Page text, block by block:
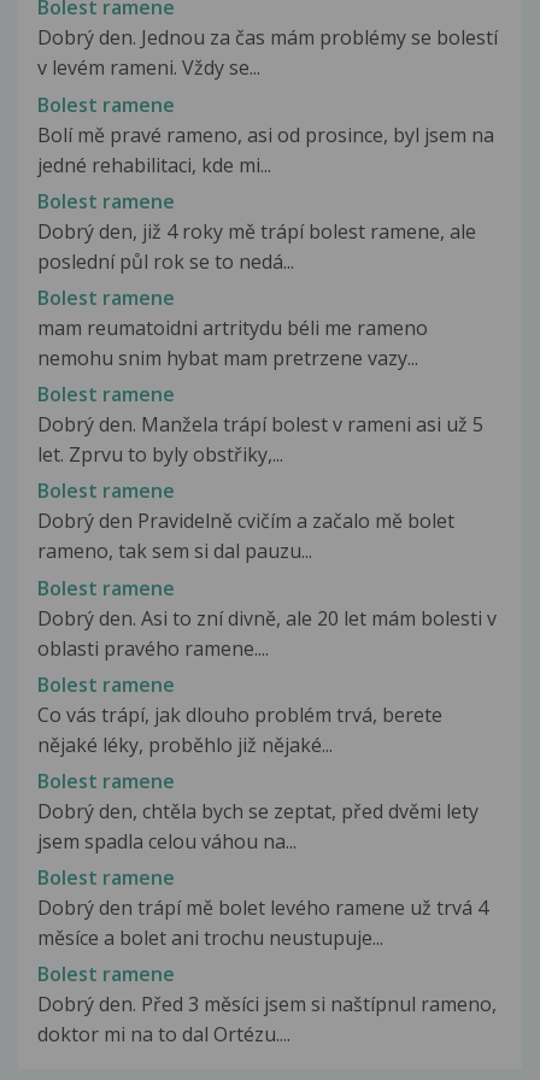
Bolest ramene
Dobrý den. Jednou za čas mám problémy se bolestí
v levém rameni. Vždy se...
Bolest ramene
Bolí mě pravé rameno, asi od prosince, byl jsem na
jedné rehabilitaci, kde mi...
Bolest ramene
Dobrý den, již 4 roky mě trápí bolest ramene, ale
poslední půl rok se to nedá...
Bolest ramene
mam reumatoidni artritydu béli me rameno
nemohu snim hybat mam pretrzene vazy...
Bolest ramene
Dobrý den. Manžela trápí bolest v rameni asi už 5
let. Zprvu to byly obstřiky,...
Bolest ramene
Dobrý den Pravidelně cvičím a začalo mě bolet
rameno, tak sem si dal pauzu...
Bolest ramene
Dobrý den. Asi to zní divně, ale 20 let mám bolesti v
oblasti pravého ramene....
Bolest ramene
Co vás trápí, jak dlouho problém trvá, berete
nějaké léky, proběhlo již nějaké...
Bolest ramene
Dobrý den, chtěla bych se zeptat, před dvěmi lety
jsem spadla celou váhou na...
Bolest ramene
Dobrý den trápí mě bolet levého ramene už trvá 4
měsíce a bolet ani trochu neustupuje...
Bolest ramene
Dobrý den. Před 3 měsíci jsem si naštípnul rameno,
doktor mi na to dal Ortézu....